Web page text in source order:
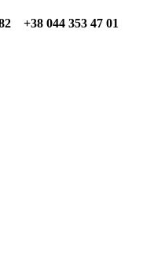
+38 044 353 47 01